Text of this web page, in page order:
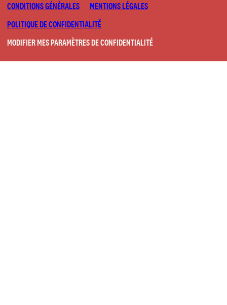
CONDITIONS GÉNÉRALES
MENTIONS LÉGALES
POLITIQUE DE CONFIDENTIALITÉ
MODIFIER MES PARAMÈTRES DE CONFIDENTIALITÉ